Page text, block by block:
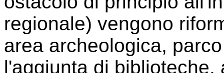
regionale) vengono
area archeologica,
l'aggiunta di biblioteche,